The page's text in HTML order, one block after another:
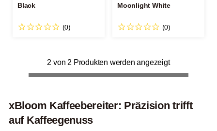
Black
(0)
Moonlight White
(0)
2 von 2 Produkten werden angezeigt
xBloom Kaffeebereiter: Präzision trifft
auf Kaffeegenuss